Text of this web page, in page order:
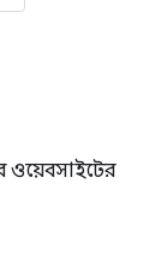
ওয়েবসাইটের